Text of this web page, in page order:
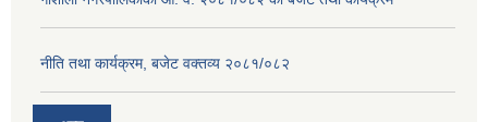
नीति तथा कार्यक्रम, बजेट वक्तव्य २०८१/०८२